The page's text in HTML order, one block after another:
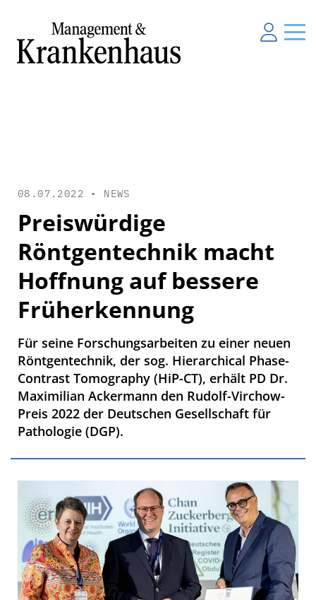
08.07.2022 • NEWS
Preiswürdige
Röntgentechnik macht
Hoffnung auf bessere
Früherkennung
Für seine Forschungsarbeiten zu einer neuen
Röntgentechnik, der sog. Hierarchical Phase-
Contrast Tomography (HiP-CT), erhält PD Dr.
Maximilian Ackermann den Rudolf-Virchow-
Preis 2022 der Deutschen Gesellschaft für
Pathologie (DGP).